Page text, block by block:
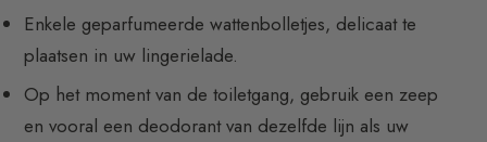
Enkele geparfumeerde wattenbolletjes, delicaat te
plaatsen in uw lingerielade.
Op het moment van de toiletgang, gebruik een zeep
en vooral een deodorant van dezelfde lijn als uw